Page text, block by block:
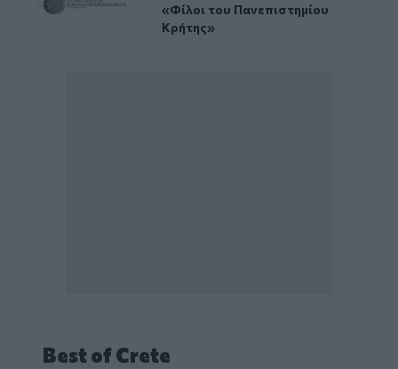
«Φίλοι του Πανεπιστημίου
Κρήτης»
Best of Crete